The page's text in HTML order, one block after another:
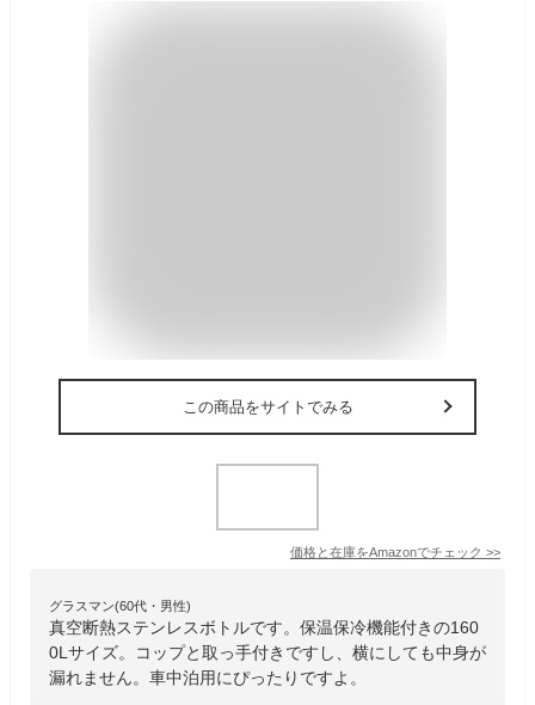
この商品をサイトでみる
価格と在庫をAmazonでチェック >>
グラスマン(60代・男性)
真空断熱ステンレスボトルです。保温保冷機能付きの160
0Lサイズ。コップと取っ手付きですし、横にしても中身が
漏れません。車中泊用にぴったりですよ。